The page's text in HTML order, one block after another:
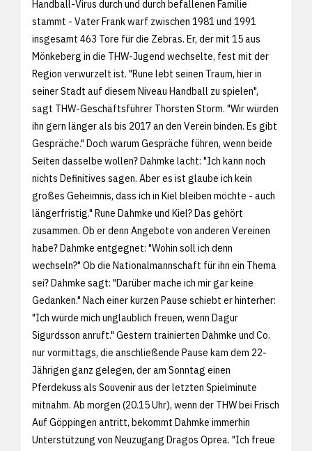
Handball-Virus durch und durch befallenen Familie
stammt - Vater Frank warf zwischen 1981 und 1991
insgesamt 463 Tore für die Zebras. Er, der mit 15 aus
Mönkeberg in die THW-Jugend wechselte, fest mit der
Region verwurzelt ist. "Rune lebt seinen Traum, hier in
seiner Stadt auf diesem Niveau Handball zu spielen",
sagt THW-Geschäftsführer Thorsten Storm. "Wir würden
ihn gern länger als bis 2017 an den Verein binden. Es gibt
Gespräche." Doch warum Gespräche führen, wenn beide
Seiten dasselbe wollen? Dahmke lacht: "Ich kann noch
nichts Definitives sagen. Aber es ist glaube ich kein
großes Geheimnis, dass ich in Kiel bleiben möchte - auch
längerfristig." Rune Dahmke und Kiel? Das gehört
zusammen. Ob er denn Angebote von anderen Vereinen
habe? Dahmke entgegnet: "Wohin soll ich denn
wechseln?" Ob die Nationalmannschaft für ihn ein Thema
sei? Dahmke sagt: "Darüber mache ich mir gar keine
Gedanken." Nach einer kurzen Pause schiebt er hinterher:
"Ich würde mich unglaublich freuen, wenn Dagur
Sigurdsson anruft." Gestern trainierten Dahmke und Co.
nur vormittags, die anschließende Pause kam dem 22-
Jährigen ganz gelegen, der am Sonntag einen
Pferdekuss als Souvenir aus der letzten Spielminute
mitnahm. Ab morgen (20.15 Uhr), wenn der THW bei Frisch
Auf Göppingen antritt, bekommt Dahmke immerhin
Unterstützung von Neuzugang Dragos Oprea. "Ich freue